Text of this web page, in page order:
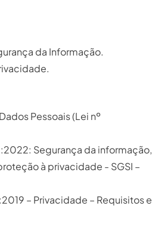
da Informação.
Pessoais (Lei nº
Segurança da informação,
à privacidade - SGSI –
– Privacidade – Requisitos e